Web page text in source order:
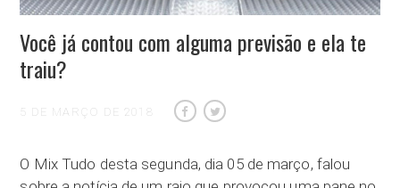
Você já contou com alguma previsão e ela te
traiu?
5 DE MARÇO DE 2018
O Mix Tudo desta segunda, dia 05 de março, falou